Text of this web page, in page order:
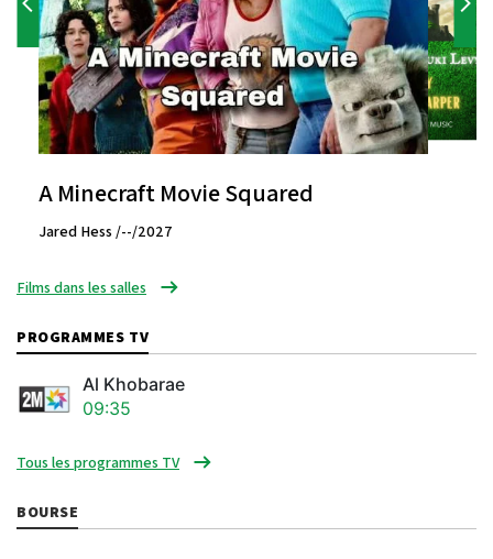
A Minecraft Movie Squared
Jared Hess /--/2027
Films dans les salles
PROGRAMMES TV
Al Khobarae
09:35
Tous les programmes TV
BOURSE